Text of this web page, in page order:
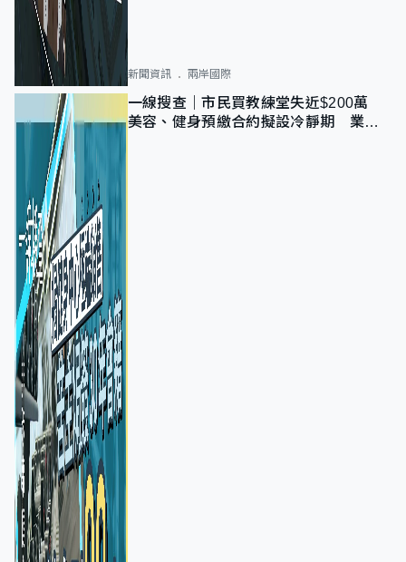
新聞資訊 兩岸國際
一線搜查｜市民買教練堂失近$200萬
美容、健身預繳合約擬設冷靜期 業界